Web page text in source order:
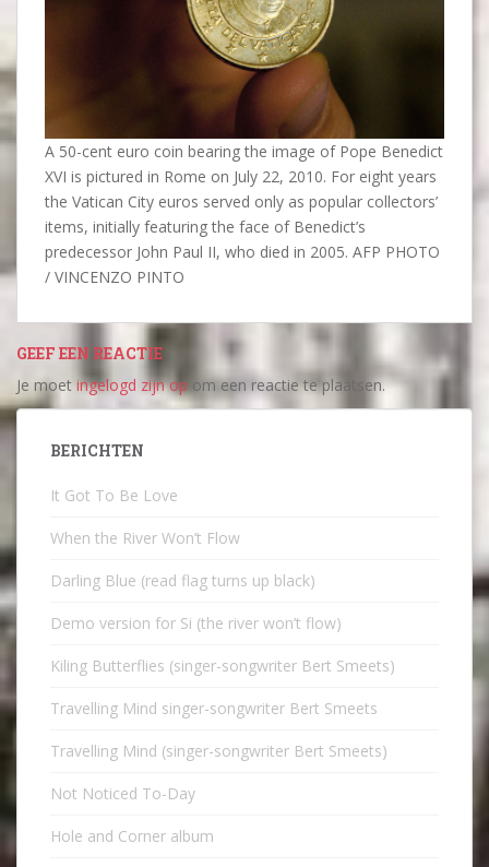
A 50-cent euro coin bearing the image of Pope Benedict
XVI is pictured in Rome on July 22, 2010. For eight years
the Vatican City euros served only as popular collectors’
items, initially featuring the face of Benedict’s
predecessor John Paul II, who died in 2005. AFP PHOTO
/ VINCENZO PINTO
GEEF EEN REACTIE
Je moet ingelogd zijn op om een reactie te plaatsen.
BERICHTEN
It Got To Be Love
When the River Won’t Flow
Darling Blue (read flag turns up black)
Demo version for Si (the river won’t flow)
Kiling Butterflies (singer-songwriter Bert Smeets)
Travelling Mind singer-songwriter Bert Smeets
Travelling Mind (singer-songwriter Bert Smeets)
Not Noticed To-Day
Hole and Corner album